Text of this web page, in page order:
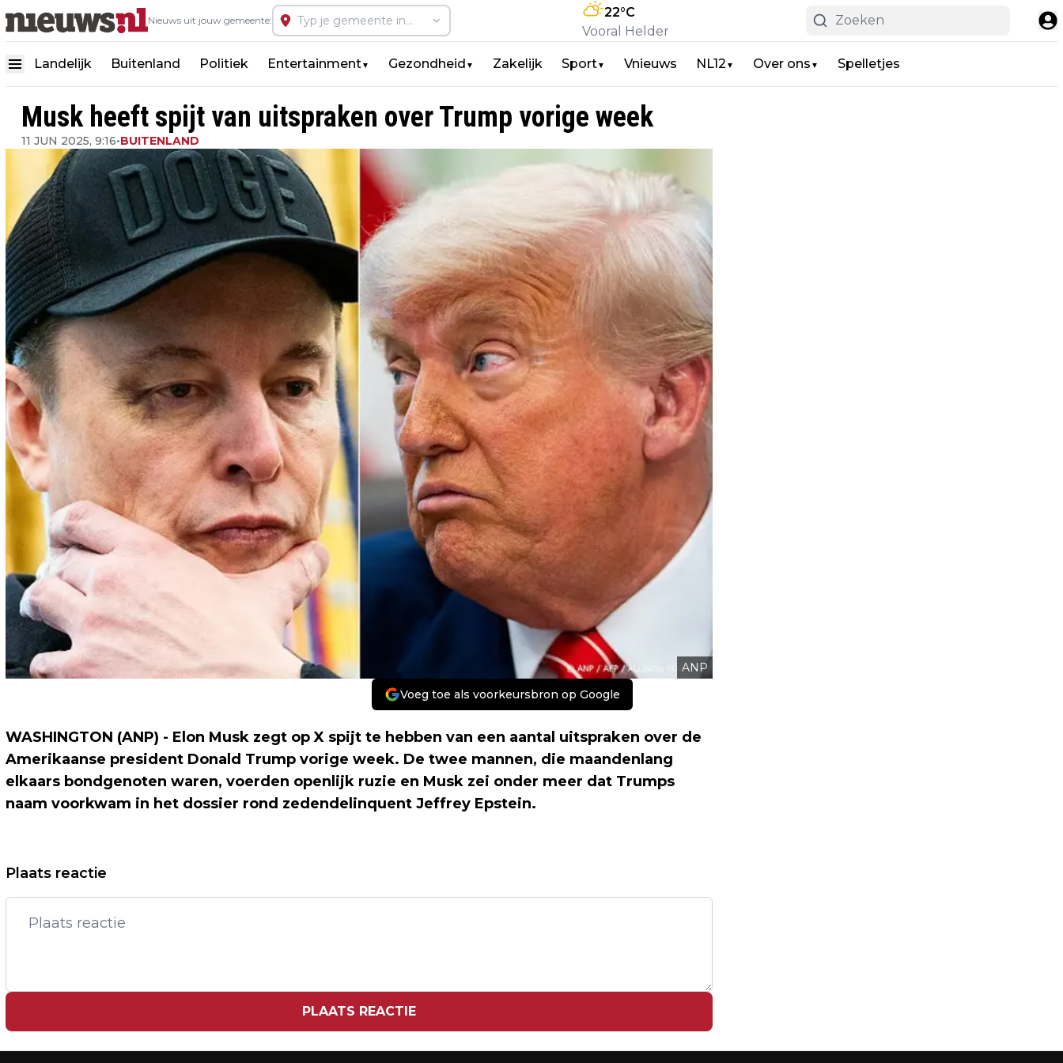
Nieuws uit jouw gemeente:
22°C
Vooral Helder
Landelijk Buitenland Politiek Entertainment▼ Gezondheid ▼ Zakelijk Sport▼ Vnieuws NL12 ▼ Over ons ▼ Spelletjes
Musk heeft spijt van uitspraken over Trump vorige week
11 JUN 2025, 9:16•BUITENLAND
ANP
Voeg toe als voorkeursbron op Google
WASHINGTON (ANP) - Elon Musk zegt op X spijt te hebben van een aantal uitspraken over de
Amerikaanse president Donald Trump vorige week. De twee mannen, die maandenlang
elkaars bondgenoten waren, voerden openlijk ruzie en Musk zei onder meer dat Trumps
naam voorkwam in het dossier rond zedendelinquent Jeffrey Epstein.
Vorig artikel
AEX-INDEX LICHT HOGER NA NIEUWE
HANDELSAFSPRAKEN CHINA-VS
GOLDBAND ZEGT OPTREDEN OP ZWARTE
Plaats reactie
PLAATS REACTIE